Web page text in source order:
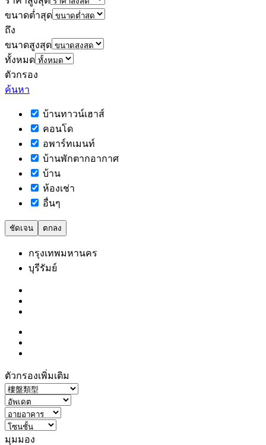
ขนาดต่ำสุด
ถึง
ขนาดสูงสุด
ทั้งหมด
ตัวกรอง
ค้นหา
บ้านทาวน์เฮาส์
คอนโด
อพาร์ทเมนท์
บ้านพักตากอากาศ
บ้าน
ห้องเช่า
อื่นๆ
ชัดเจน ตกลง
กรุงเทพมหานคร
บุรีรัมย์
ตัวกรองเพิ่มเติม
มุมมอง